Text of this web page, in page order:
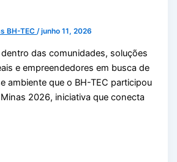
BH-TEC/junho 11, 2026
das comunidades, soluções
e empreendedores em busca de
ambiente que o BH-TEC participou
2026, iniciativa que conecta